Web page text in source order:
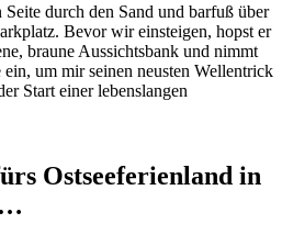
durch den Sand und barfuß über
Bevor wir einsteigen, hopst er
braune Aussichtsbank und nimmt
ein, um mir seinen neusten Wellentrick
Start einer lebenslangen
Ostseeferienland in